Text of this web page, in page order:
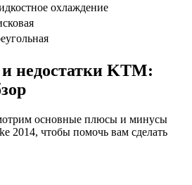
охлаждение
недостатки KTM:
основные плюсы и минусы
2014, чтобы помочь вам сделать